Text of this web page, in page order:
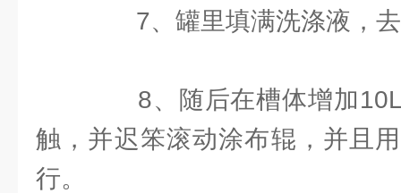
7、罐里填满洗涤液，去
8、随后在槽体增加10L
触，并迟笨滚动涂布辊，并且
行。